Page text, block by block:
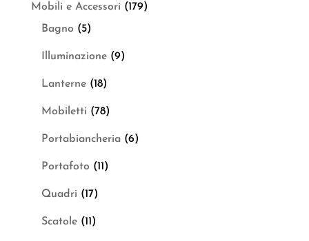
Mobili e Accessori (179)
Bagno (5)
Illuminazione (9)
Lanterne (18)
Mobiletti (78)
Portabiancheria (6)
Portafoto (11)
Quadri (17)
Scatole (11)